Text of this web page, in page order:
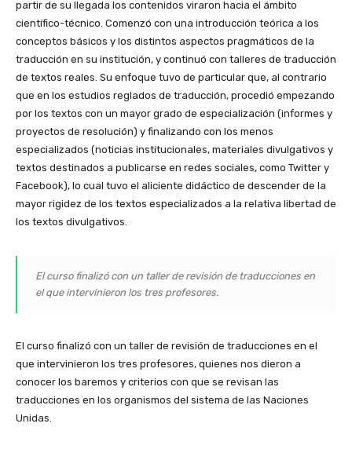
partir de su llegada los contenidos viraron hacia el ámbito
científico-técnico. Comenzó con una introducción teórica a los
conceptos básicos y los distintos aspectos pragmáticos de la
traducción en su institución, y continuó con talleres de traducción
de textos reales. Su enfoque tuvo de particular que, al contrario
que en los estudios reglados de traducción, procedió empezando
por los textos con un mayor grado de especialización (informes y
proyectos de resolución) y finalizando con los menos
especializados (noticias institucionales, materiales divulgativos y
textos destinados a publicarse en redes sociales, como Twitter y
Facebook), lo cual tuvo el aliciente didáctico de descender de la
mayor rigidez de los textos especializados a la relativa libertad de
los textos divulgativos.
El curso finalizó con un taller de revisión de traducciones en
el que intervinieron los tres profesores.
El curso finalizó con un taller de revisión de traducciones en el
que intervinieron los tres profesores, quienes nos dieron a
conocer los baremos y criterios con que se revisan las
traducciones en los organismos del sistema de las Naciones
Unidas.